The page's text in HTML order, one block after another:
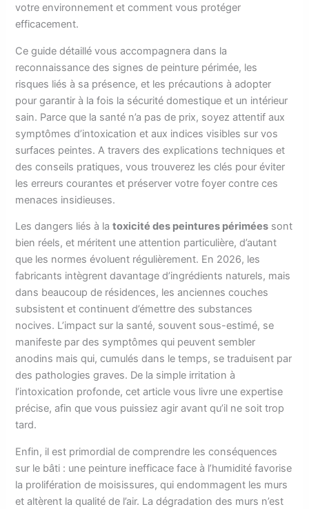
votre environnement et comment vous protéger
efficacement.
Ce guide détaillé vous accompagnera dans la
reconnaissance des signes de peinture périmée, les
risques liés à sa présence, et les précautions à adopter
pour garantir à la fois la sécurité domestique et un intérieur
sain. Parce que la santé n’a pas de prix, soyez attentif aux
symptômes d’intoxication et aux indices visibles sur vos
surfaces peintes. A travers des explications techniques et
des conseils pratiques, vous trouverez les clés pour éviter
les erreurs courantes et préserver votre foyer contre ces
menaces insidieuses.
Les dangers liés à latoxicité des peintures périmées sont
bien réels, et méritent une attention particulière, d’autant
que les normes évoluent régulièrement. En 2026, les
fabricants intègrent davantage d’ingrédients naturels, mais
dans beaucoup de résidences, les anciennes couches
subsistent et continuent d’émettre des substances
nocives. L’impact sur la santé, souvent sous-estimé, se
manifeste par des symptômes qui peuvent sembler
anodins mais qui, cumulés dans le temps, se traduisent par
des pathologies graves. De la simple irritation à
l’intoxication profonde, cet article vous livre une expertise
précise, afin que vous puissiez agir avant qu’il ne soit trop
tard.
Enfin, il est primordial de comprendre les conséquences
sur le bâti : une peinture inefficace face à l’humidité favorise
la prolifération de moisissures, qui endommagent les murs
et altèrent la qualité de l’air. La dégradation des murs n’est